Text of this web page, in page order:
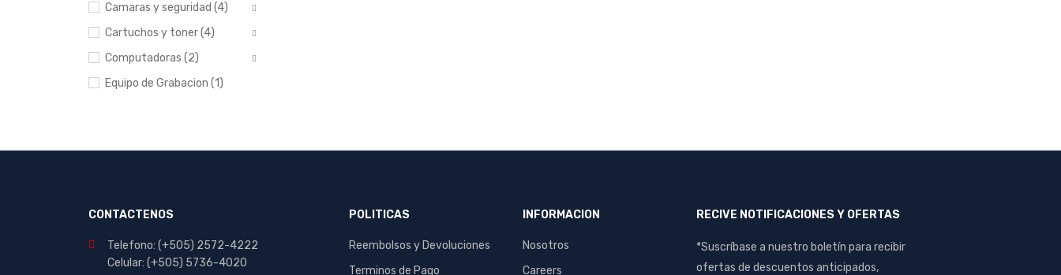
Camaras y seguridad (4)
Cartuchos y toner (4)
Computadoras (2)
Equipo de Grabacion (1)
Muebles (1)
Portables y
CONTACTENOS
Telefono: (+505) 2572-4222
Celular: (+505) 5736-4020
POLITICAS
Reembolsos y Devoluciones
Terminos de Pago
INFORMACION
Nosotros
Careers
RECIVE NOTIFICACIONES Y OFERTAS
*Suscríbase a nuestro boletín para recibir
ofertas de descuentos anticipados,